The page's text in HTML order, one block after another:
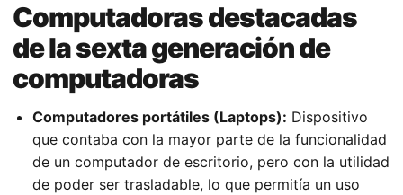
Computadoras destacadas
de la sexta generación de
computadoras
Computadores portátiles (Laptops): Dispositivo
que contaba con la mayor parte de la funcionalidad
de un computador de escritorio, pero con la utilidad
de poder ser trasladable, lo que permitía un uso